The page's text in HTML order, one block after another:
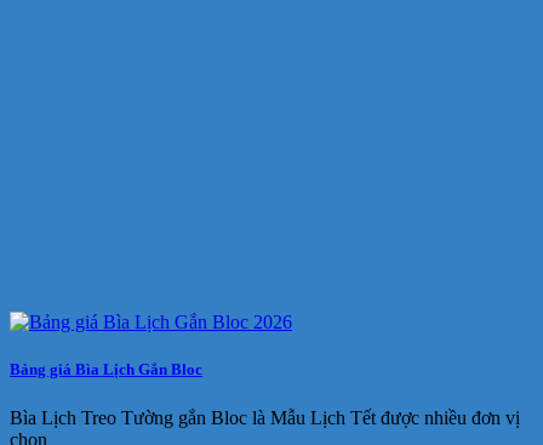
Bảng giá Bìa Lịch Gắn Bloc
Bìa Lịch Treo Tường gắn Bloc là Mẫu Lịch Tết được nhiều đơn vị
chọn